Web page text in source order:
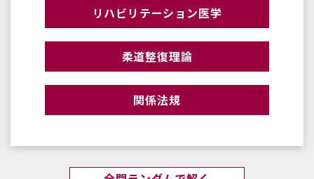
リハビリテーション医学
柔道整復理論
関係法規